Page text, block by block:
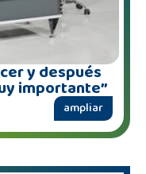
y después
importante”
ampliar